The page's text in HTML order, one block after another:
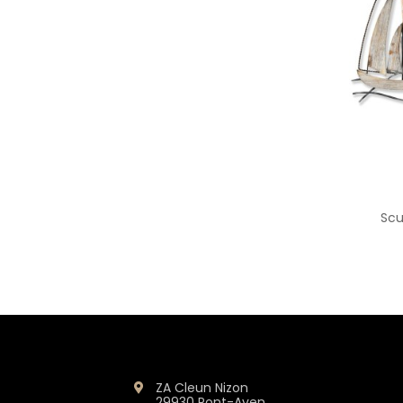
ZA Cleun Nizon